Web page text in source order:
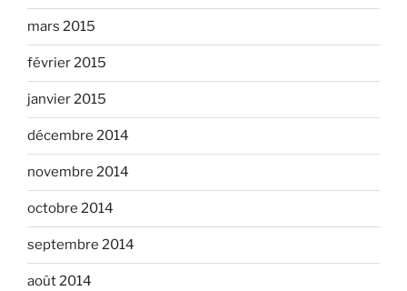
mars 2015
février 2015
janvier 2015
décembre 2014
novembre 2014
octobre 2014
septembre 2014
août 2014